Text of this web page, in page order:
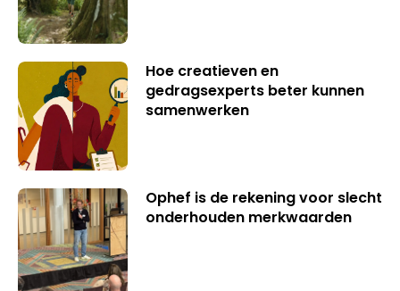
Hoe creatieven en
gedragsexperts beter kunnen
samenwerken
Ophef is de rekening voor slecht
onderhouden merkwaarden